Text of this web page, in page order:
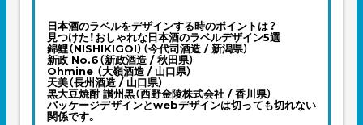
日本酒のラベルをデザインする時のポイントは？
見つけた！おしゃれな日本酒のラベルデザイン5選
錦鯉（NISHIKIGOI）（今代司酒造 / 新潟県）
新政 No.6（新政酒造 / 秋田県）
Ohmine （大嶺酒造 / 山口県）
天美（長州酒造 / 山口県）
黒大豆焼酎 讃州黒（西野金陵株式会社 / 香川県）
パッケージデザインとwebデザインは切っても切れない
関係です。